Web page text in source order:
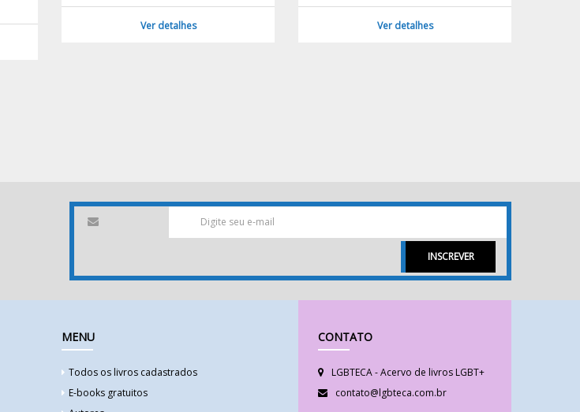
Ver detalhes Ver detalhes
INSCREVER
MENU
Todos os livros cadastrados
E-books gratuitos
CONTATO
LGBTECA - Acervo de livros LGBT+
contato@lgbteca.com.br